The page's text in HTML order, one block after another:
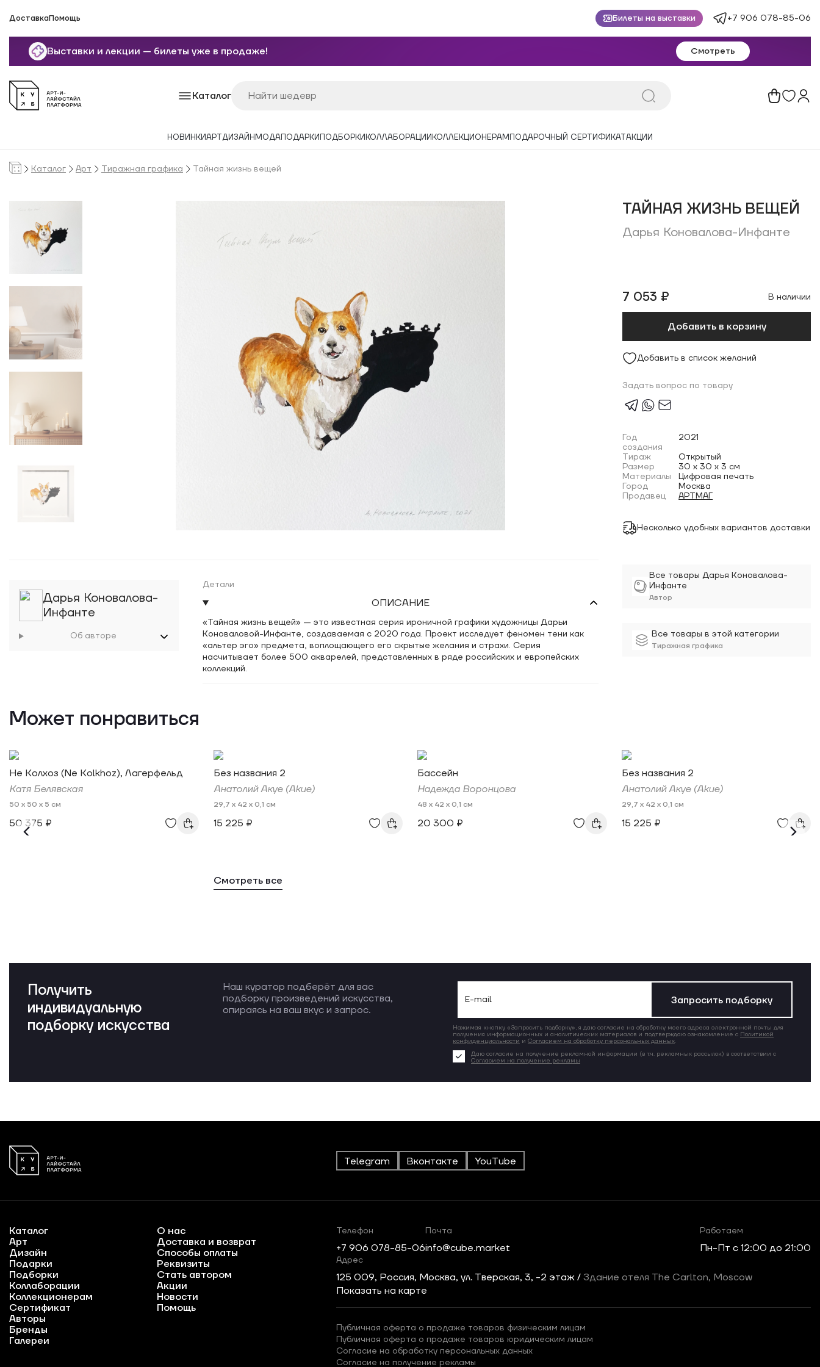
ДоставкаПомощь Билеты на выставки +7 906 078-85-06
Выставки и лекции — билеты уже в продаже! Смотреть
Каталог
НОВИНКИАРТДИЗАЙН МОДАПОДАРКИ ПОДБОРКИ КОЛЛАБОРАЦИИ КОЛЛЕКЦИОНЕРАМ ПОДАРОЧНЫЙ СЕРТИФИКАТАКЦИИ
Каталог Арт Тиражная графика Тайная жизнь вещей
ТАЙНАЯ ЖИЗНЬ ВЕЩЕЙ
Дарья Коновалова-Инфанте
7 053 ₽ В наличии
Добавить в корзину
Добавить в список желаний
Задать вопрос по товару
Год
создания
2021
Тираж
Открытый
Размер
30 x 30 x 3 см
Материалы
Цифровая печать
Город
Москва
Продавец
АРТМАГ
Несколько удобных вариантов доставки
Все товары Дарья Коновалова-
Инфанте
Автор
Все товары в этой категории
Тиражная графика
Дарья Коновалова-
Инфанте
Об авторе
Детали
ОПИСАНИЕ
«Тайная жизнь вещей» — это известная серия ироничной графики художницы Дарьи
Коноваловой-Инфанте, создаваемая с 2020 года. Проект исследует феномен тени как
«альтер эго» предмета, воплощающего его скрытые желания и страхи. Серия
насчитывает более 500 акварелей, представленных в ряде российских и европейских
коллекций.
Может понравиться
Не Колхоз (Ne Kolkhoz), Лагерфельд
Катя Белявская
50 x 50 x 5 см
50 375 ₽
Без названия 2
Aнатолий Акуе (Akue)
29,7 x 42 x 0,1 см
15 225 ₽
Бассейн
Надежда Воронцова
48 x 42 x 0,1 см
20 300 ₽
Без названия 2
Aнатолий Акуе (Akue)
29,7 x 42 x 0,1 см
15 225 ₽
Смотреть все
Получить
индивидуальную
подборку искусства
Наш куратор подберёт для вас
подборку произведений искусства,
опираясь на ваш вкус и запрос.
Запросить подборку
Нажимая кнопку «Запросить подборку», я даю согласие на обработку моего адреса электронной почты для
получения информационных и аналитических материалов и подтверждаю ознакомление с Политикой
конфиденциальности и Согласием на обработку персональных данных.
Даю согласие на получение рекламной информации (в т.ч. рекламных рассылок) в соответствии с
Согласием на получение рекламы
Telegram Вконтакте YouTube
Каталог
Арт
Дизайн
Подарки
Подборки
Коллаборации
Коллекционерам
Сертификат
Авторы
Бренды
Галереи
О нас
Доставка и возврат
Способы оплаты
Реквизиты
Стать автором
Акции
Новости
Помощь
Телефон
+7 906 078-85-06
Почта
info@cube.market
Работаем
Пн-Пт c 12:00 до 21:00
Адрес
125 009, Россия, Москва, ул. Тверская, 3, -2 этаж / Здание отеля The Carlton, Moscow
Показать на карте
Публичная оферта о продаже товаров физическим лицам
Публичная оферта о продаже товаров юридическим лицам
Согласие на обработку персональных данных
Согласие на получение рекламы